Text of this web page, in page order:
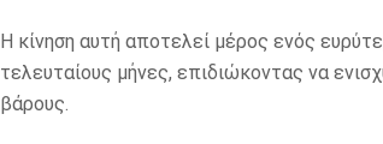
Η κίνηση αυτή αποτελεί μέρος ενός
τελευταίους μήνες, επιδιώκοντας να
βάρους.